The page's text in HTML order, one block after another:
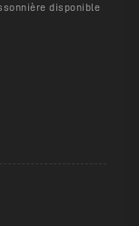
disponible